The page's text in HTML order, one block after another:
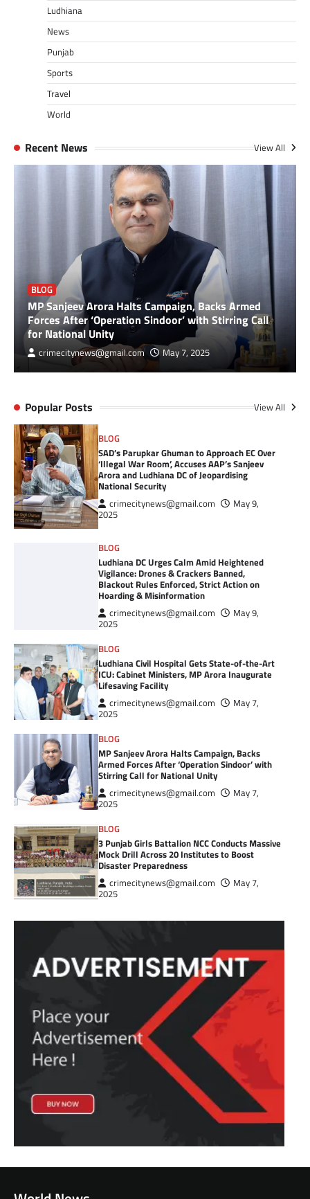
Ludhiana
News
Punjab
Sports
Travel
World
Recent News View All
BLOG
MP Sanjeev Arora Halts Campaign, Backs Armed
Forces After ‘Operation Sindoor’ with Stirring Call
for National Unity
crimecitynews@gmail.com May 7, 2025
Popular Posts View All
BLOG
SAD’s Parupkar Ghuman to Approach EC Over
‘Illegal War Room’, Accuses AAP’s Sanjeev
Arora and Ludhiana DC of Jeopardising
National Security
crimecitynews@gmail.com
May 9,
2025
BLOG
Ludhiana DC Urges Calm Amid Heightened
Vigilance: Drones & Crackers Banned,
Blackout Rules Enforced, Strict Action on
Hoarding & Misinformation
crimecitynews@gmail.com
May 9,
2025
BLOG
Ludhiana Civil Hospital Gets State-of-the-Art
ICU: Cabinet Ministers, MP Arora Inaugurate
Lifesaving Facility
crimecitynews@gmail.com
May 7,
2025
BLOG
MP Sanjeev Arora Halts Campaign, Backs
Armed Forces After ‘Operation Sindoor’ with
Stirring Call for National Unity
crimecitynews@gmail.com
May 7,
2025
BLOG
3 Punjab Girls Battalion NCC Conducts Massive
Mock Drill Across 20 Institutes to Boost
Disaster Preparedness
crimecitynews@gmail.com
May 7,
2025